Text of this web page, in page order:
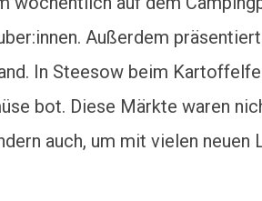
Außerdem
In Steesow beim
bot. Diese Märkte waren
auch, um mit vielen neuen